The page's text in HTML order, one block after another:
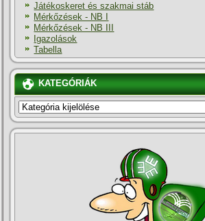
Játékoskeret és szakmai stáb
Mérkőzések - NB I
Mérkőzések - NB III
Igazolások
Tabella
KATEGÓRIÁK
KATEGÓRIÁK